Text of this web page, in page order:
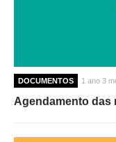
DOCUMENTOS 1 ano 3
Agendamento das